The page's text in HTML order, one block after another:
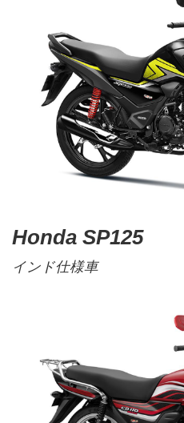
Honda SP125
インド仕様車